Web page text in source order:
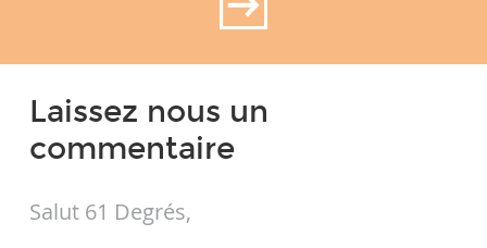
Laissez nous un
commentaire
Salut 61 Degrés,